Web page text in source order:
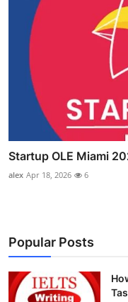
Startup OLE Miami
alex Apr 18, 2026 6
Popular Posts